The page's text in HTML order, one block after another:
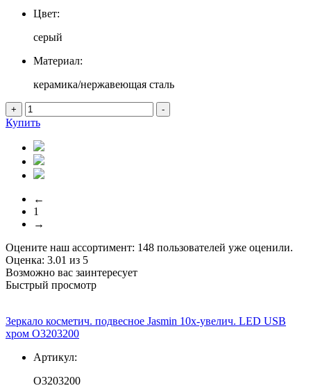
Цвет:
серый
Материал:
керамика/нержавеющая сталь
+ -
Купить
←
1
→
Оцените наш ассортимент: 148 пользователей уже оценили.
Оценка: 3.01 из 5
Возможно вас заинтересует
Быстрый просмотр
Зеркало косметич. подвесное Jasmin 10х-увелич. LED USB
хром О3203200
Артикул:
О3203200